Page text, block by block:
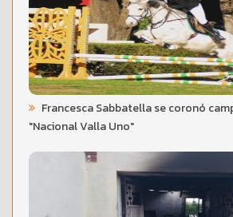
Francesca Sabbatella se coronó
"Nacional Valla Uno"